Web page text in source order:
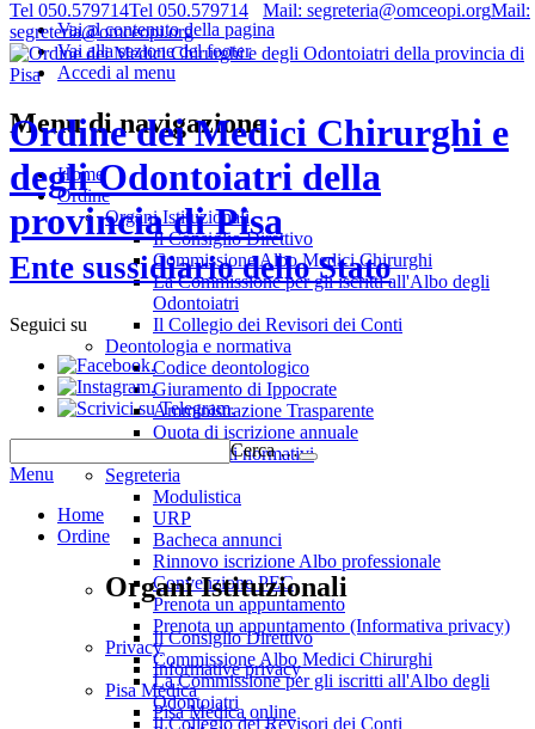
Vai al contenuto della pagina
Vai alla sezione del footer
Accedi al menu
Tel 050.579714Tel 050.579714 Mail: segreteria@omceopi.orgMail:
segreteria@omceopi.org
Ordine dei Medici Chirurghi e
degli Odontoiatri della
provincia di Pisa
Ente sussidiario dello Stato
Seguici su
.
.
.
Cerca …
Menu
Home
Ordine
Organi Istituzionali
Il Consiglio Direttivo
Commissione Albo Medici Chirurghi
La Commissione per gli iscritti all'Albo degli
Odontoiatri
Il Collegio dei Revisori dei Conti
Menu di navigazione
Home
Ordine
Organi Istituzionali
Il Consiglio Direttivo
Commissione Albo Medici Chirurghi
La Commissione per gli iscritti all'Albo degli
Odontoiatri
Il Collegio dei Revisori dei Conti
Deontologia e normativa
Codice deontologico
Giuramento di Ippocrate
Amministrazione Trasparente
Quota di iscrizione annuale
Riferimenti normativi
Segreteria
Modulistica
URP
Bacheca annunci
Rinnovo iscrizione Albo professionale
Convenzione PEC
Prenota un appuntamento
Prenota un appuntamento (Informativa privacy)
Privacy
Informative privacy
Pisa Medica
Pisa Medica online